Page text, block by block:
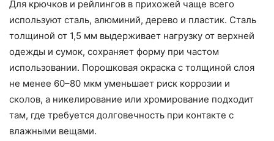
Для крючков и рейлингов в прихожей чаще всего
используют сталь, алюминий, дерево и пластик. Сталь
толщиной от 1,5 мм выдерживает нагрузку от верхней
одежды и сумок, сохраняет форму при частом
использовании. Порошковая окраска с толщиной слоя
не менее 60–80 мкм уменьшает риск коррозии и
сколов, а никелирование или хромирование подходит
там, где требуется долговечность при контакте с
влажными вещами.